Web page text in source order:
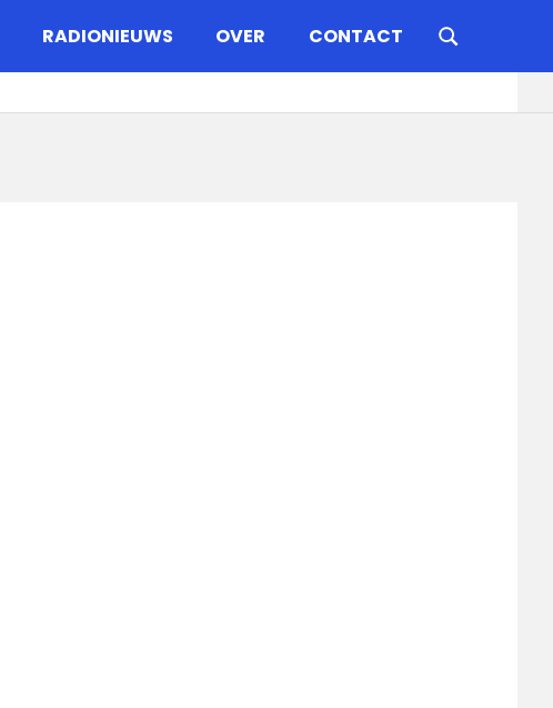
RADIONIEUWS OVER CONTACT